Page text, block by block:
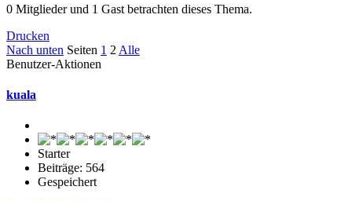
0 Mitglieder und 1 Gast betrachten dieses Thema.
Drucken
Nach unten Seiten 1 2 Alle
Benutzer-Aktionen
kuala
Starter
Beiträge: 564
Gespeichert